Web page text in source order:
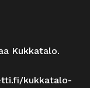
Kukkatalo.
kukkatalo-